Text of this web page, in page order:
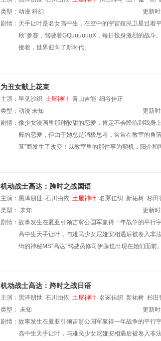
类型： 动漫 科幻 更新时
剧情： 天手让叶是名女高中生，在空中的宇宙殖民卫星过着
秋”参赛，驾驶着GQuuuuuuX，每日投身激烈的战斗
接着，世界迎向了新时代。
为丑女献上花束
主演： 早见沙织 土屋神叶 青山吉能 细谷佳正
类型： 动漫 未知 更新时
剧情： 像少女漫画里那种酸甜的恋爱，肯定不会降临到我
般的恋爱，但由于她总是消极思考，常常在教室的角
幕”而发生了改变！以教室里的那件事为契机，阳介
机动战士高达：跨时之战国语
主演： 黑泽朋世 石川由依 土屋神叶 名冢佳织 新祐树 杉田
类型： 未知 更新时
剧情： 故事发生在夏亚引领吉翁公国军赢得一年战争的平行
高中生天手让叶，与难民少女尼娅安相遇后被卷入非
缉的神秘MS“高达”驾驶员修司伊藤也出现在她们面
机动战士高达：跨时之战日语
主演： 黑泽朋世 石川由依 土屋神叶 名冢佳织 新祐树 杉田
类型： 未知 更新时
剧情： 故事发生在夏亚引领吉翁公国军赢得一年战争的平行
高中生天手让叶，与难民少女尼娅安相遇后被卷入非